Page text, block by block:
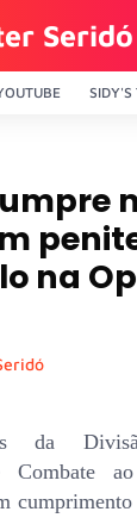
Seridó
SIDY'S
na
da
Combate